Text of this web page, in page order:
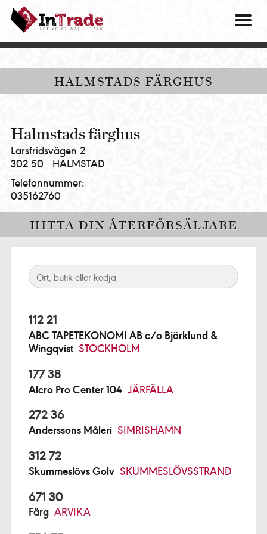
Intrade
ITG
AB
|
your
talk
HALMSTADS FÄRGHUS
Halmstads färghus
Larsfridsvägen 2
302 50
HALMSTAD
Telefonnummer:
035162760
HITTA DIN ÅTERFÖRSÄLJARE
112 21
ABC TAPETEKONOMI AB c/o Björklund &
Wingqvist STOCKHOLM
177 38
Alcro Pro Center 104 JÄRFÄLLA
272 36
Anderssons Måleri SIMRISHAMN
312 72
Skummeslövs Golv SKUMMESLÖVSSTRAND
671 30
Färg ARVIKA
OM
VÅRA
HITTA